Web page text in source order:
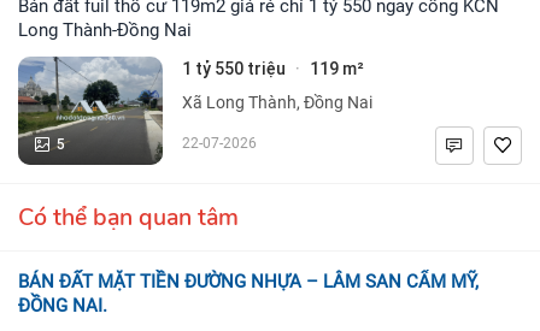
Bán đất fuil thổ cư 119m2 giá rẻ chỉ 1 tỷ 550 ngay cổng KCN
Long Thành-Đồng Nai
5
1 tỷ 550 triệu · 119 m²
Xã Long Thành, Đồng Nai
22-07-2026
Có thể bạn quan tâm
BÁN ĐẤT MẶT TIỀN ĐƯỜNG NHỰA – LÂM SAN CẨM MỸ,
ĐỒNG NAI.